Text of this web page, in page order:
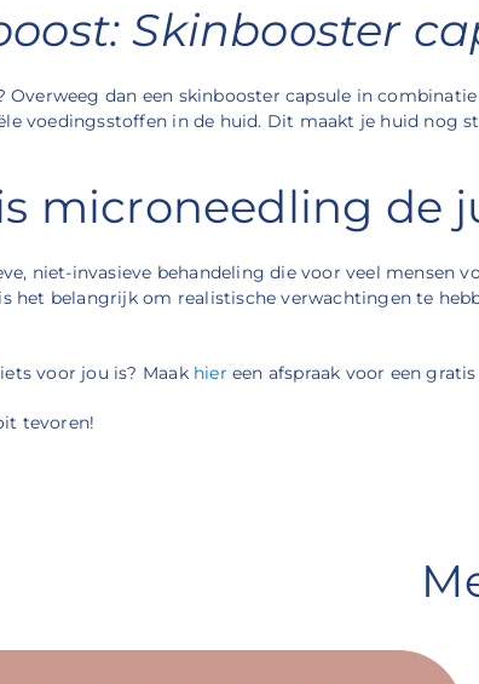
Skinbooster
Overweeg dan een skinbooster capsule in
voedingsstoffen in de huid. Dit maakt je huid nog
microneedling de
niet-invasieve behandeling die voor veel
het belangrijk om realistische verwachtingen te
voor jou is? Maak hier een afspraak voor een
tevoren!